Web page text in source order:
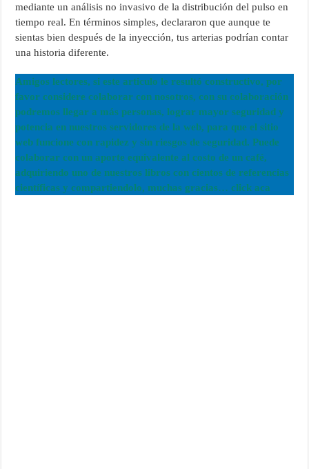
mediante un análisis no invasivo de la distribución del pulso en
tiempo real. En términos simples, declararon que aunque te
sientas bien después de la inyección, tus arterias podrían contar
una historia diferente.
Amigos lectores, si este articulo le resultó constructivo, por
favor considere colaborar con nosotros, con su colaboración
podremos llegar a más personas, lograr mayor seguridad y
potencia en nuestros servidores de la web, para que el sitio
web funcione con rapidez y sin riesgos de seguridad. Puede
colaborar con un aporte equivalente al costo de un café,
adquiriendo uno de nuestros libros con cientos de referencias
científicas y compartiendolo, muchas gracias… click aca